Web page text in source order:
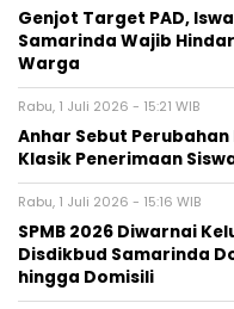
Genjot Target PAD,
Samarinda Wajib
Warga
Rabu, 1 Juli 2026 - 15:21 WIB
Anhar Sebut
Klasik Penerimaan
Rabu, 1 Juli 2026 - 15:16 WIB
SPMB 2026 Diwarnai
Disdikbud Samarinda
hingga Domisili